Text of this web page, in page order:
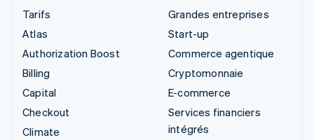
Tarifs
Atlas
Authorization Boost
Billing
Capital
Checkout
Climate
Grandes entreprises
Start-up
Commerce agentique
Cryptomonnaie
E-commerce
Services financiers
intégrés